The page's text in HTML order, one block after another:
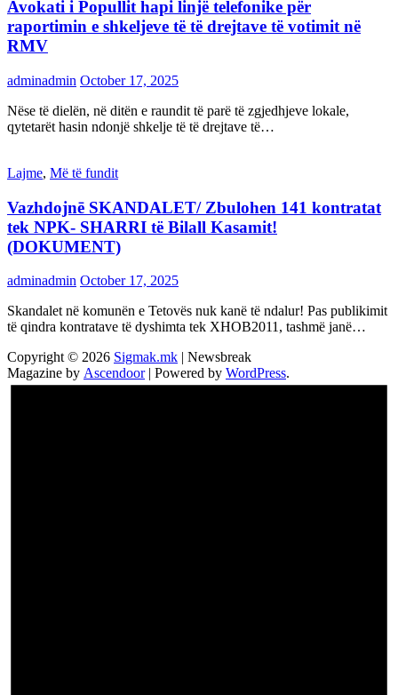
Avokati i Popullit hapi linjë telefonike për
raportimin e shkeljeve të të drejtave të votimit në
RMV
adminadmin October 17, 2025
Nëse të dielën, në ditën e raundit të parë të zgjedhjeve lokale,
qytetarët hasin ndonjë shkelje të të drejtave të…
Lajme, Më të fundit
Vazhdojnē SKANDALET/ Zbulohen 141 kontratat
tek NPK- SHARRI të Bilall Kasamit!
(DOKUMENT)
adminadmin October 17, 2025
Skandalet në komunën e Tetovës nuk kanë të ndalur! Pas publikimit
të qindra kontratave të dyshimta tek XHOB2011, tashmë janë…
Copyright © 2026 Sigmak.mk | Newsbreak
Magazine by Ascendoor| Powered by WordPress.